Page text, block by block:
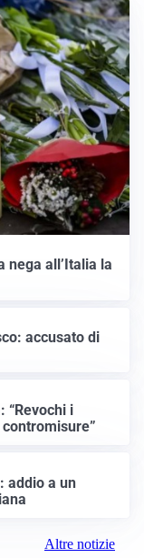
nega all’Italia la
accusato di
“Revochi i
addio a un
Altre notizie